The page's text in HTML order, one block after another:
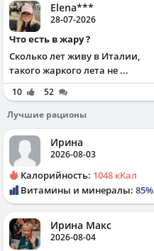
Elena***
28-07-2026
Что есть в жару ?
Сколько лет живу в Италии,
такого жаркого лета не ...
10
52
Лучшие рационы
Ирина
2026-08-03
Калорийность: 1048 кКал
Витамины и минералы: 85%
Ирина Макс
2026-08-04